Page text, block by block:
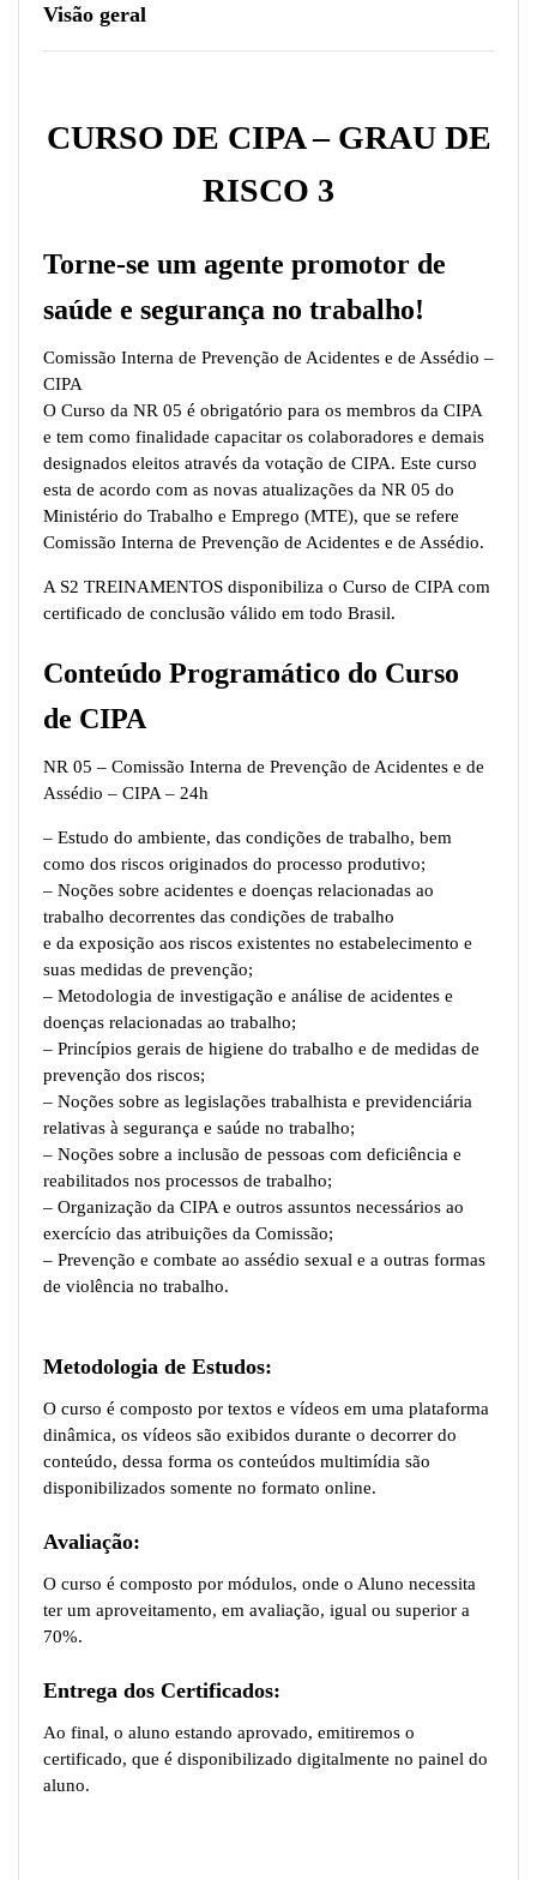
Visão geral
CURSO DE CIPA – GRAU DE
RISCO 3
Torne-se um agente promotor de
saúde e segurança no trabalho!
Comissão Interna de Prevenção de Acidentes e de Assédio –
CIPA
O Curso da NR 05 é obrigatório para os membros da CIPA
e tem como finalidade capacitar os colaboradores e demais
designados eleitos através da votação de CIPA. Este curso
esta de acordo com as novas atualizações da NR 05 do
Ministério do Trabalho e Emprego (MTE), que se refere
Comissão Interna de Prevenção de Acidentes e de Assédio.
A S2 TREINAMENTOS disponibiliza o Curso de CIPA com
certificado de conclusão válido em todo Brasil.
Conteúdo Programático do Curso
de CIPA
NR 05 – Comissão Interna de Prevenção de Acidentes e de
Assédio – CIPA – 24h
– Estudo do ambiente, das condições de trabalho, bem
como dos riscos originados do processo produtivo;
– Noções sobre acidentes e doenças relacionadas ao
trabalho decorrentes das condições de trabalho
e da exposição aos riscos existentes no estabelecimento e
suas medidas de prevenção;
– Metodologia de investigação e análise de acidentes e
doenças relacionadas ao trabalho;
– Princípios gerais de higiene do trabalho e de medidas de
prevenção dos riscos;
– Noções sobre as legislações trabalhista e previdenciária
relativas à segurança e saúde no trabalho;
– Noções sobre a inclusão de pessoas com deficiência e
reabilitados nos processos de trabalho;
– Organização da CIPA e outros assuntos necessários ao
exercício das atribuições da Comissão;
– Prevenção e combate ao assédio sexual e a outras formas
de violência no trabalho.
Metodologia de Estudos:
O curso é composto por textos e vídeos em uma plataforma
dinâmica, os vídeos são exibidos durante o decorrer do
conteúdo, dessa forma os conteúdos multimídia são
disponibilizados somente no formato online.
Avaliação:
O curso é composto por módulos, onde o Aluno necessita
ter um aproveitamento, em avaliação, igual ou superior a
70%.
Entrega dos Certificados:
Ao final, o aluno estando aprovado, emitiremos o
certificado, que é disponibilizado digitalmente no painel do
aluno.